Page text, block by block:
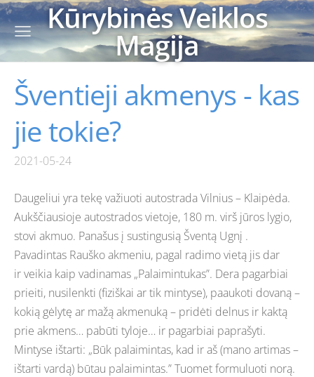
Kūrybinės Veiklos
Magija
Šventieji akmenys - kas
jie tokie?
2021-05-24
Daugeliui yra tekę važiuoti autostrada Vilnius – Klaipėda.
Aukščiausioje autostrados vietoje, 180 m. virš jūros lygio,
stovi akmuo. Panašus į sustingusią Šventą Ugnį .
Pavadintas Rauško akmeniu, pagal radimo vietą jis dar
irveikia kaip vadinamas „Palaimintukas”. Dera pagarbiai
prieiti, nusilenkti (fiziškai ar tik mintyse), paaukoti dovaną –
kokią gėlytę ar mažą akmenuką – pridėti delnus ir kaktą
prie akmens… pabūti tyloje… ir pagarbiai paprašyti.
Mintyse ištarti: „Būk palaimintas, kad ir aš (mano artimas –
ištarti vardą) būtau palaimintas.” Tuomet formuluoti norą.